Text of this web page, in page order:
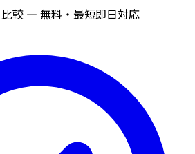
較 — 無料・最短即日対応